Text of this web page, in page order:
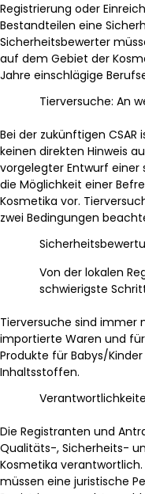
Registrierung oder
Bestandteilen eine
Sicherheitsbewerter
auf dem Gebiet der
Jahre einschlägige
Tierversuche: An
Bei der zukünftigen
keinen direkten Hinweis
vorgelegter Entwurf einer
die Möglichkeit einer
Kosmetika vor.
zwei Bedingungen
Von der lokalen
schwierigste
Tierversuche sind immer
importierte Waren und
Produkte für Babys/
Inhaltsstoffen.
Die Registranten und
Qualitäts-, Sicherheits-
Kosmetika
müssen eine juristische